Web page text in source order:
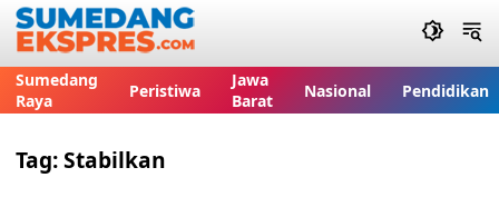
Sumedang
Raya
Peristiwa
Jawa
Barat
Nasional Pendidikan
Tag:Stabilkan